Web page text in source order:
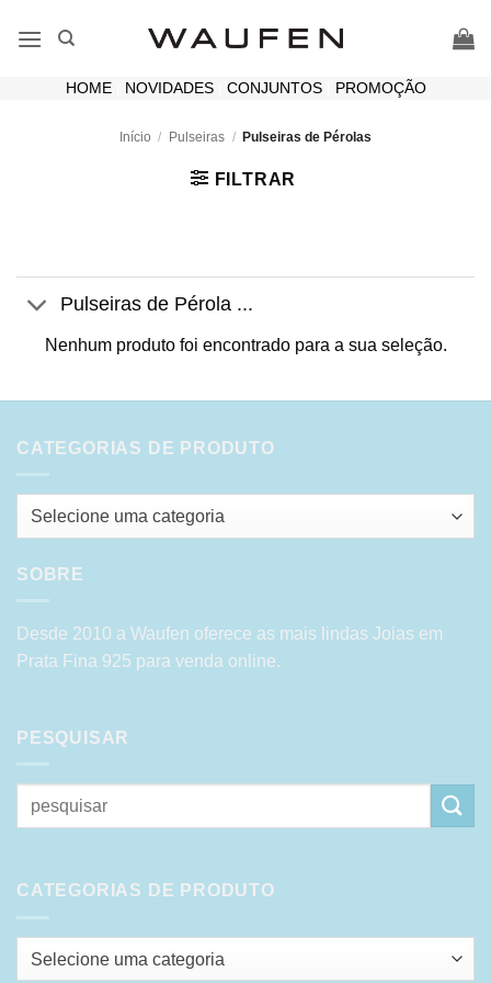
HOME| NOVIDADES| CONJUNTOS| PROMOÇÃO
Início / Pulseiras / Pulseiras de Pérolas
FILTRAR
Pulseiras de Pérola ...
Nenhum produto foi encontrado para a sua seleção.
CATEGORIAS DE PRODUTO
Selecione uma categoria
SOBRE
Desde 2010 a Waufen oferece as mais lindas Joias em
Prata Fina 925 para venda online.
PESQUISAR
Pesquisar
por:
CATEGORIAS DE PRODUTO
Selecione uma categoria